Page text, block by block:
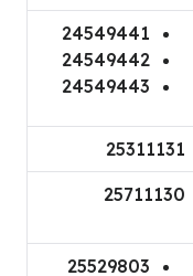
24549441
24549442
24549443
25311131
25711130
25529803